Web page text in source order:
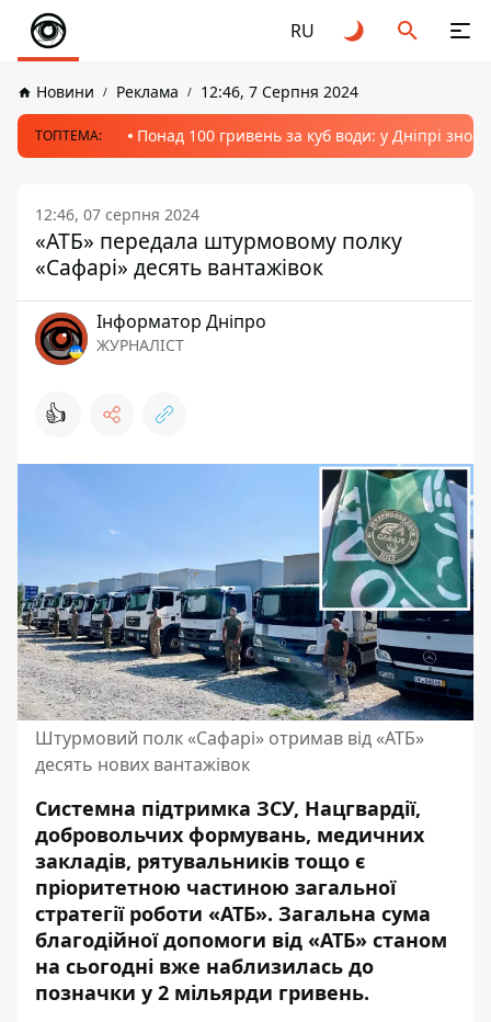
RU
Новини Реклама 12:46, 7 Серпня 2024
ТОПТЕМА: Понад 100 гривень за куб води: у Дніпрі
12:46, 07 серпня 2024
«АТБ» передала штурмовому полку
«Сафарі» десять вантажівок
Інформатор Дніпро
ЖУРНАЛІСТ
👍
Штурмовий полк «Сафарі» отримав від «АТБ»
десять нових вантажівок
Системна підтримка ЗСУ, Нацгвардії,
добровольчих формувань, медичних
закладів, рятувальників тощо є
пріоритетною частиною загальної
стратегії роботи «АТБ». Загальна сума
благодійної допомоги від «АТБ» станом
на сьогодні вже наблизилась до
позначки у 2 мільярди гривень.